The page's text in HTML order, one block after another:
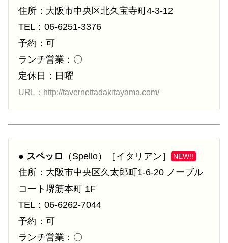
住所：大阪市中央区北久宝寺町4-3-12
TEL：06-6251-3376
予約：可
ランチ営業：〇
定休日：日曜
URL：http://tavernettadakitayama.com/
● スペッロ （Spello）［イタリアン］ NEW!!
住所：大阪市中央区久太郎町1-6-20 ノーブル
コート堺筋本町 1F
TEL：06-6262-7044
予約：可
ランチ営業：〇